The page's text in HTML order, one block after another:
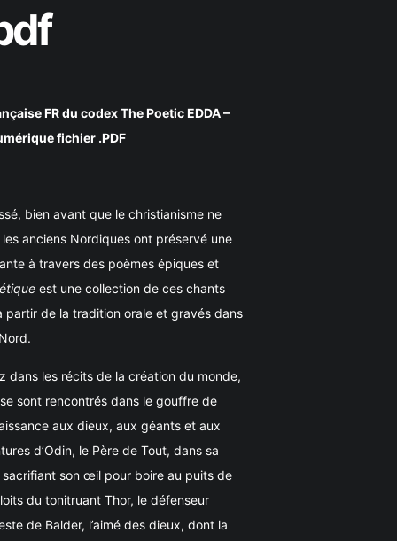
FR du codex The Poetic EDDA –
fichier .PDF
bien avant que le christianisme ne
les anciens Nordiques ont préservé une
à travers des poèmes épiques et
est une collection de ces chants
partir de la tradition orale et gravés dans
dans les récits de la création du monde,
sont rencontrés dans le gouffre de
aux dieux, aux géants et aux
d’Odin, le Père de Tout, dans sa
son œil pour boire au puits de
du tonitruant Thor, le défenseur
de Balder, l’aimé des dieux, dont la